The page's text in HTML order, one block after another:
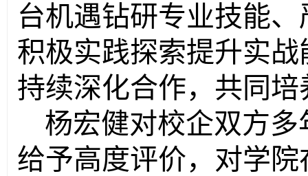
台机遇钻研专业技能
积极实践探索提升实
持续深化合作，共同
杨宏健对校企双方
给予高度评价，对学